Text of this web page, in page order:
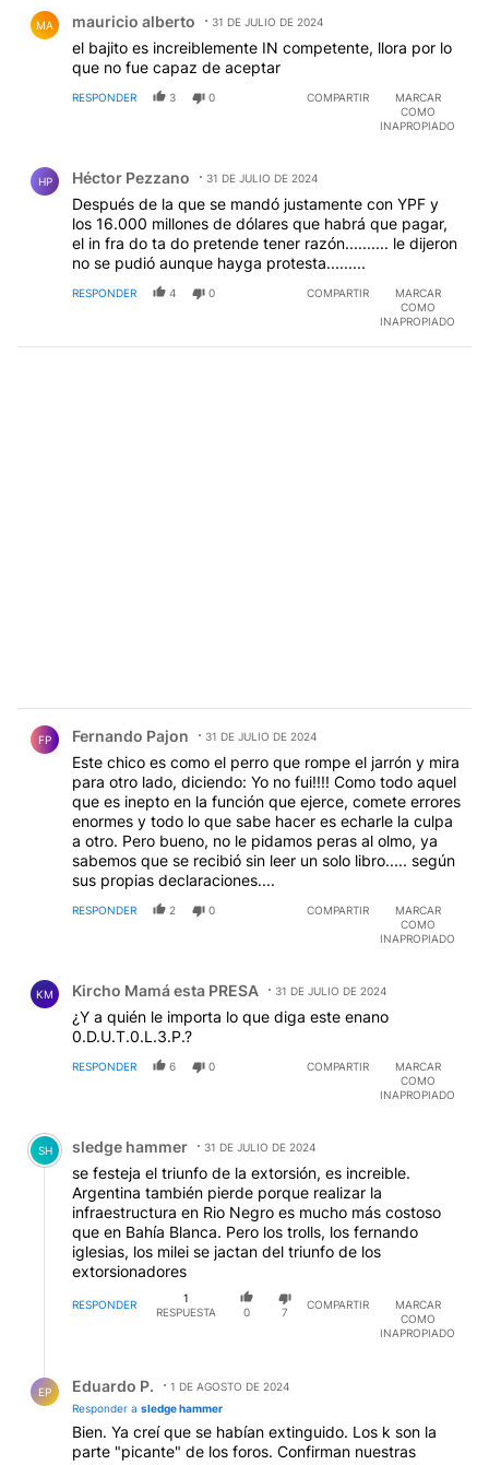
MA mauricio alberto 31 DE JULIO DE 2024
el bajito es increiblemente IN competente, llora por lo
que no fue capaz de aceptar
RESPONDER 3 0 COMPARTIR
MARCAR
COMO
INAPROPIADO
HP Héctor Pezzano 31 DE JULIO DE 2024
Después de la que se mandó justamente con YPF y
los 16.000 millones de dólares que habrá que pagar,
el in fra do ta do pretende tener razón.......... le dijeron
no se pudió aunque hayga protesta.........
RESPONDER 4 0 COMPARTIR
MARCAR
COMO
INAPROPIADO
FP Fernando Pajon 31 DE JULIO DE 2024
Este chico es como el perro que rompe el jarrón y mira
para otro lado, diciendo: Yo no fui!!!! Como todo aquel
que es inepto en la función que ejerce, comete errores
enormes y todo lo que sabe hacer es echarle la culpa
a otro. Pero bueno, no le pidamos peras al olmo, ya
sabemos que se recibió sin leer un solo libro..... según
sus propias declaraciones....
RESPONDER 2 0 COMPARTIR
MARCAR
COMO
INAPROPIADO
KM Kircho Mamá esta PRESA 31 DE JULIO DE 2024
¿Y a quién le importa lo que diga este enano
0.D.U.T.0.L.3.P.?
RESPONDER 6 0 COMPARTIR
MARCAR
COMO
INAPROPIADO
Comentario de sledge hammer.
SH sledge hammer 31 DE JULIO DE 2024
se festeja el triunfo de la extorsión, es increible.
Argentina también pierde porque realizar la
infraestructura en Rio Negro es mucho más costoso
que en Bahía Blanca. Pero los trolls, los fernando
iglesias, los milei se jactan del triunfo de los
extorsionadores
RESPONDER
1
RESPUESTA
0 7
COMPARTIR
MARCAR
COMO
INAPROPIADO
EP Eduardo P.
1 DE AGOSTO DE 2024
Responder a sledge hammer
Bien. Ya creí que se habían extinguido. Los k son la
parte "picante" de los foros. Confirman nuestras